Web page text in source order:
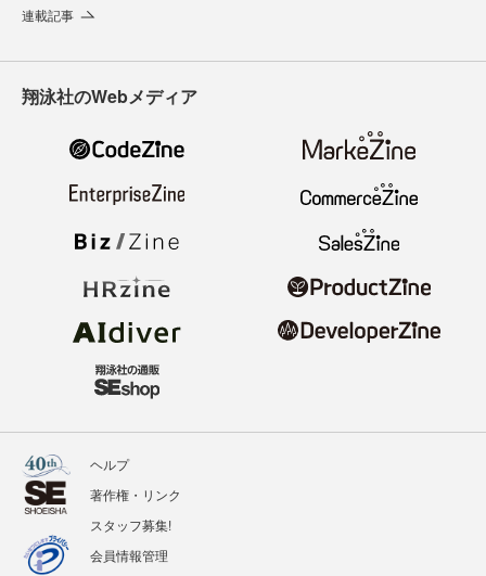
連載記事
翔泳社のWebメディア
ヘルプ
著作権・リンク
スタッフ募集!
会員情報管理